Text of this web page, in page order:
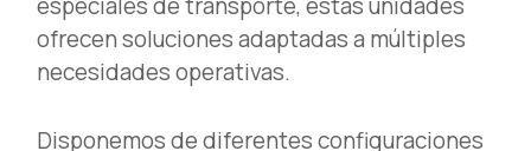
ofrecen soluciones adaptadas a múltiples
necesidades operativas.
Disponemos de diferentes configuraciones